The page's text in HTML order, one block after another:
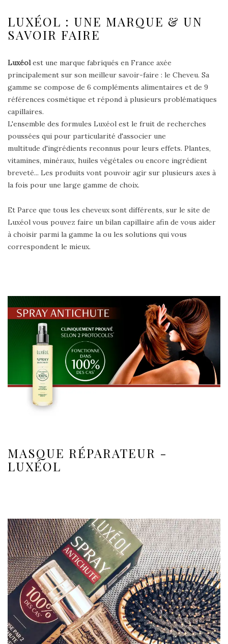
LUXÉOL : UNE MARQUE & UN
SAVOIR FAIRE
Luxéolest une marque fabriqués en France axée
principalement sur son meilleur savoir-faire : le Cheveu. Sa
gamme se compose de 6 compléments alimentaires et de 9
références cosmétique et répond à plusieurs problématiques
capillaires.
L'ensemble des formules Luxéol est le fruit de recherches
poussées qui pour particularité d'associer une
multitude d'ingrédients reconnus pour leurs effets. Plantes,
vitamines, minéraux, huiles végétales ou encore ingrédient
breveté... Les produits vont pouvoir agir sur plusieurs axes à
la fois pour une large gamme de choix.
Et Parce que tous les cheveux sont différents, sur le site de
Luxéol vous pouvez faire un bilan capillaire afin de vous aider
à choisir parmi la gamme la ou les solutions qui vous
correspondent le mieux.
MASQUE RÉPARATEUR -
LUXÉOL